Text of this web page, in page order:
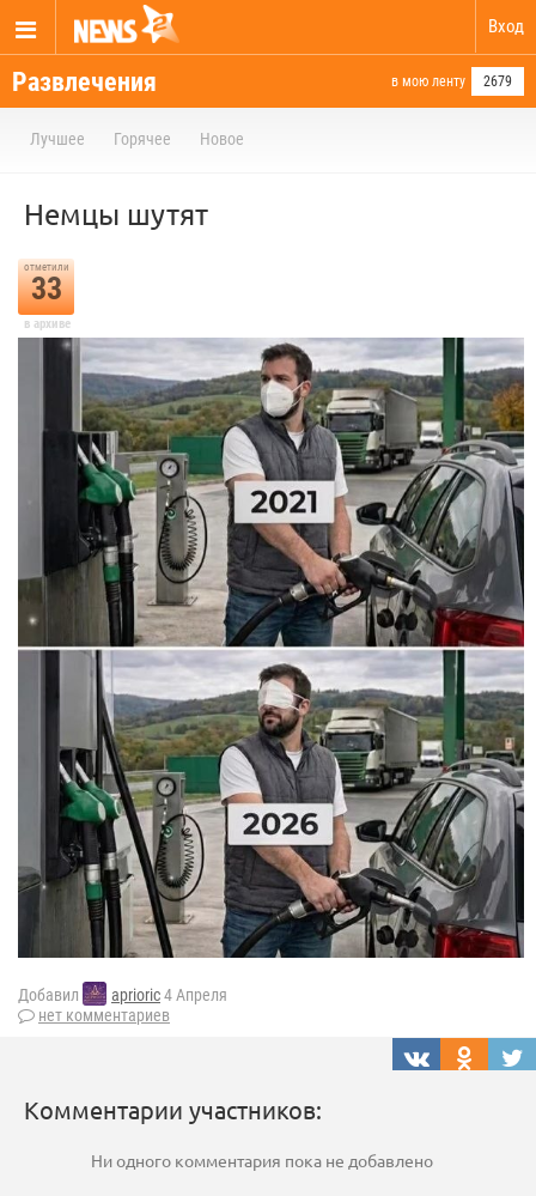
Вход
Развлечения в мою ленту 2679
Лучшее Горячее Новое
Немцы шутят
отметили
33
в архиве
Добавил aprioric4 Апреля
нет комментариев
Комментарии участников:
Ни одного комментария пока не добавлено